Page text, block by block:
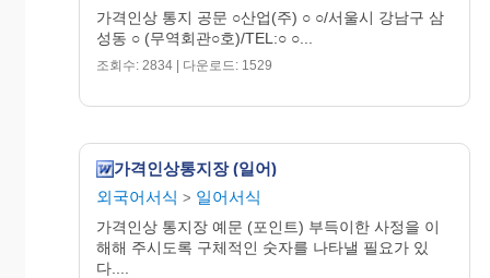
첨 부 : 가격조정내역서 1부. 끝.
○○○○산업(주)
대표이사 ○ ○ ○
가격인상 통지 공문 ○산업(주) ○ ○/서울시 강남구 삼
성동 ○ (무역회관○호)/TEL:○ ○...
조회수: 2834 | 다운로드: 1529
가격인상통지장 (일어)
외국어서식 > 일어서식
가격인상 통지장 예문 (포인트) 부득이한 사정을 이
해해 주시도록 구체적인 숫자를 나타낼 필요가 있
다....